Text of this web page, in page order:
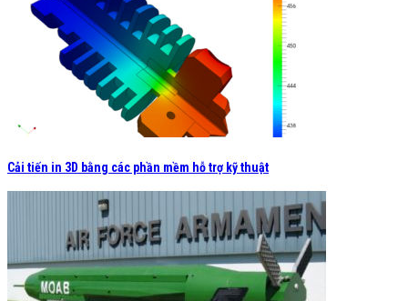
Cải tiến in 3D bằng các phần mềm hỗ trợ kỹ thuật